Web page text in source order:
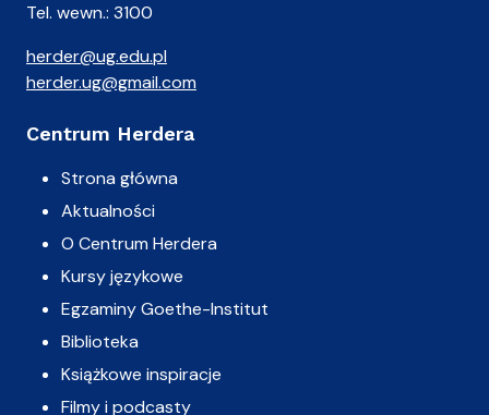
Tel. wewn.: 3100
herder@ug.edu.pl
herder.ug@gmail.com
Centrum Herdera
Strona główna
Aktualności
O Centrum Herdera
Kursy językowe
Egzaminy Goethe-Institut
Biblioteka
Książkowe inspiracje
Filmy i podcasty